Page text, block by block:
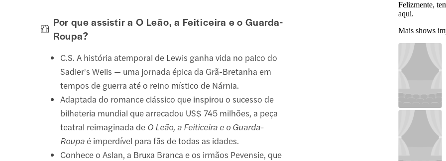
Felizmente,
aqui.
Mais shows
Por que assistir a O Leão, a Feiticeira e o Guarda-
Roupa?
C.S. A história atemporal de Lewis ganha vida no palco do
Sadler's Wells — uma jornada épica da Grã-Bretanha em
tempos de guerra até o reino místico de Nárnia.
Adaptada do romance clássico que inspirou o sucesso de
bilheteria mundial que arrecadou US$ 745 milhões, a peça
teatral reimaginada de O Leão, a Feiticeira e o Guarda-
Roupa é imperdível para fãs de todas as idades.
Conhece o Aslan, a Bruxa Branca e os irmãos Pevensie, que